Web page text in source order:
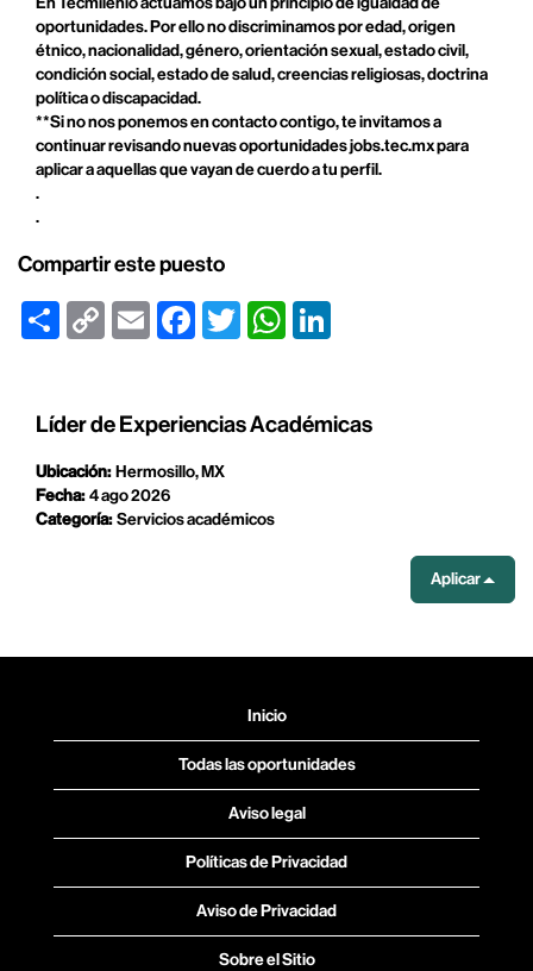
oportunidades. Por ello no discriminamos por edad, origen
étnico, nacionalidad, género, orientación sexual, estado civil,
condición social, estado de salud, creencias religiosas, doctrina
política o discapacidad.
**Si no nos ponemos en contacto contigo, te invitamos a
continuar revisando nuevas oportunidades jobs.tec.mx para
aplicar a aquellas que vayan de cuerdo a tu perfil.
.
.
Compartir este puesto
Share
Copy
Link
Email FacebookTwitter WhatsApp
Líder de Experiencias Académicas
Ubicación:Hermosillo, MX
Fecha:4 ago 2026
Categoría:Servicios académicos
Aplicar
Inicio
Todas las oportunidades
Aviso legal
Políticas de Privacidad
Aviso de Privacidad
Sobre el Sitio